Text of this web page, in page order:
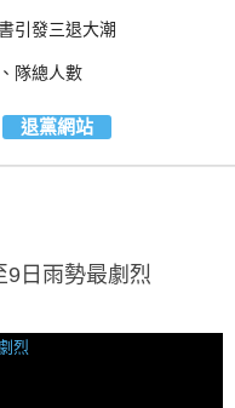
引發三退大潮
隊總人數
退黨網站
9日雨勢最劇烈